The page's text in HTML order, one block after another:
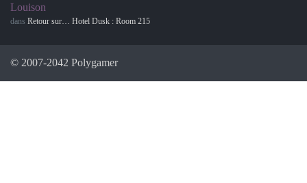
Louison
dans Retour sur… Hotel Dusk : Room 215
© 2007-2042 Polygamer